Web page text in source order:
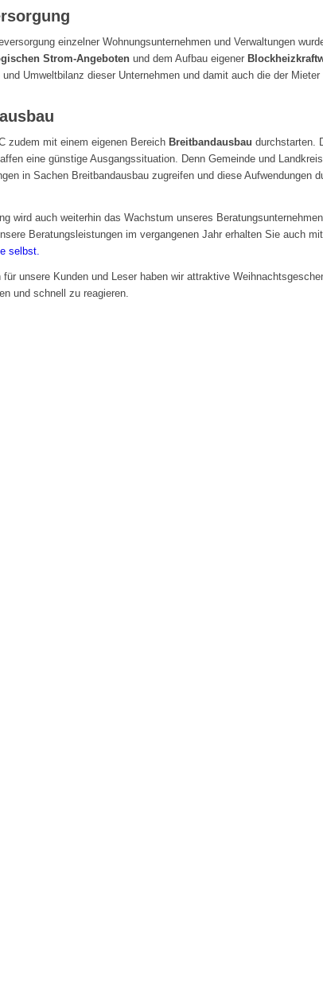
einzelner Wohnungsunternehmen und Verwaltungen
Strom-Angeboten und dem Aufbau eigener
Umweltbilanz dieser Unternehmen und damit auch die der Mieter
zudem mit einem eigenen Bereich Breitbandausbau durchstarten.
eine günstige Ausgangssituation. Denn Gemeinde und
in Sachen Breitbandausbau zugreifen und diese Aufwendungen
wird auch weiterhin das Wachstum unseres
Beratungsleistungen im vergangenen Jahr erhalten Sie auch
selbst.
unsere Kunden und Leser haben wir attraktive
und schnell zu reagieren.